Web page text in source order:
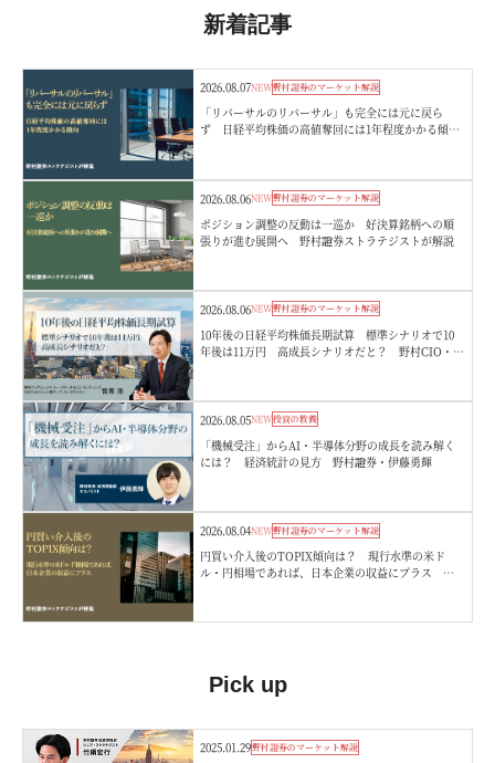
新着記事
2026.08.07NEW野村證券のマーケット解説
「リバーサルのリバーサル」も完全には元に戻ら
ず 日経平均株価の高値奪回には1年程度かかる傾
2026.08.06NEW野村證券のマーケット解説
ポジション調整の反動は一巡か 好決算銘柄への順
張りが進む展開へ 野村證券ストラテジストが解説
2026.08.06NEW野村證券のマーケット解説
10年後の日経平均株価長期試算 標準シナリオで10
年後は11万円 高成長シナリオだと？ 野村CIO・宮
2026.08.05NEW投資の教養
「機械受注」からAI・半導体分野の成長を読み解く
には？ 経済統計の見方 野村證券・伊藤勇輝
2026.08.04NEW野村證券のマーケット解説
円買い介入後のTOPIX傾向は？ 現行水準の米ド
ル・円相場であれば、日本企業の収益にプラス 野
Pick up
2025.01.29野村證券のマーケット解説